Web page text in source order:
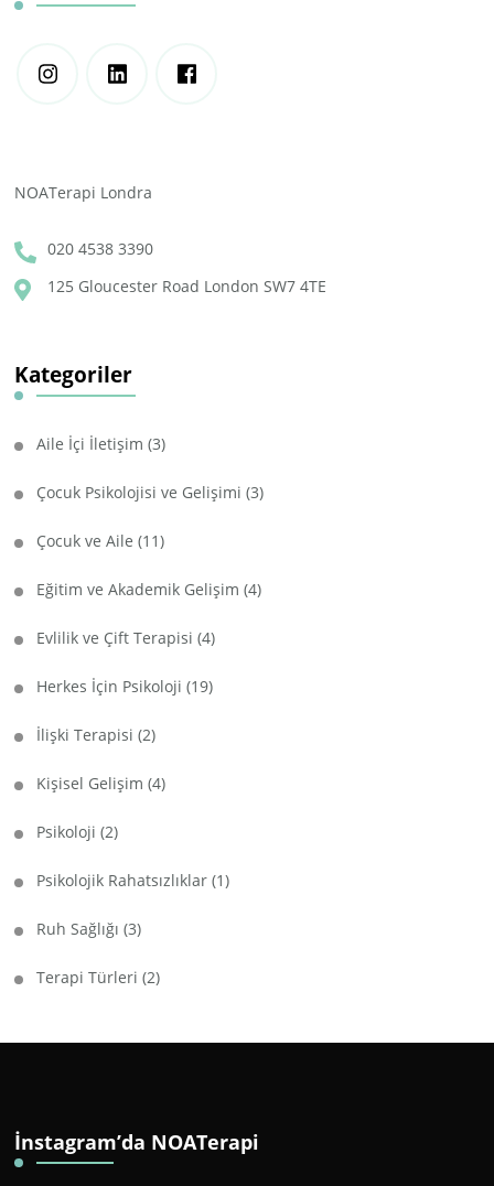
NOATerapi Londra
020 4538 3390
125 Gloucester Road London SW7 4TE
Kategoriler
Aile İçi İletişim (3)
Çocuk Psikolojisi ve Gelişimi (3)
Çocuk ve Aile (11)
Eğitim ve Akademik Gelişim (4)
Evlilik ve Çift Terapisi (4)
Herkes İçin Psikoloji (19)
İlişki Terapisi (2)
Kişisel Gelişim (4)
Psikoloji (2)
Psikolojik Rahatsızlıklar (1)
Ruh Sağlığı (3)
Terapi Türleri (2)
İnstagram’da NOATerapi